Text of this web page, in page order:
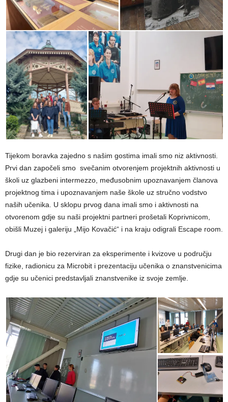
Tijekom boravka zajedno s našim gostima imali smo niz aktivnosti.
Prvi dan započeli smo svečanim otvorenjem projektnih aktivnosti u
školi uz glazbeni intermezzo, međusobnim upoznavanjem članova
projektnog tima i upoznavanjem naše škole uz stručno vodstvo
naših učenika. U sklopu prvog dana imali smo i aktivnosti na
otvorenom gdje su naši projektni partneri prošetali Koprivnicom,
obišli Muzej i galeriju „Mijo Kovačić“ i na kraju odigrali Escape room.
Drugi dan je bio rezerviran za eksperimente i kvizove u području
fizike, radionicu za Microbit i prezentaciju učenika o znanstvenicima
gdje su učenici predstavljali znanstvenike iz svoje zemlje.